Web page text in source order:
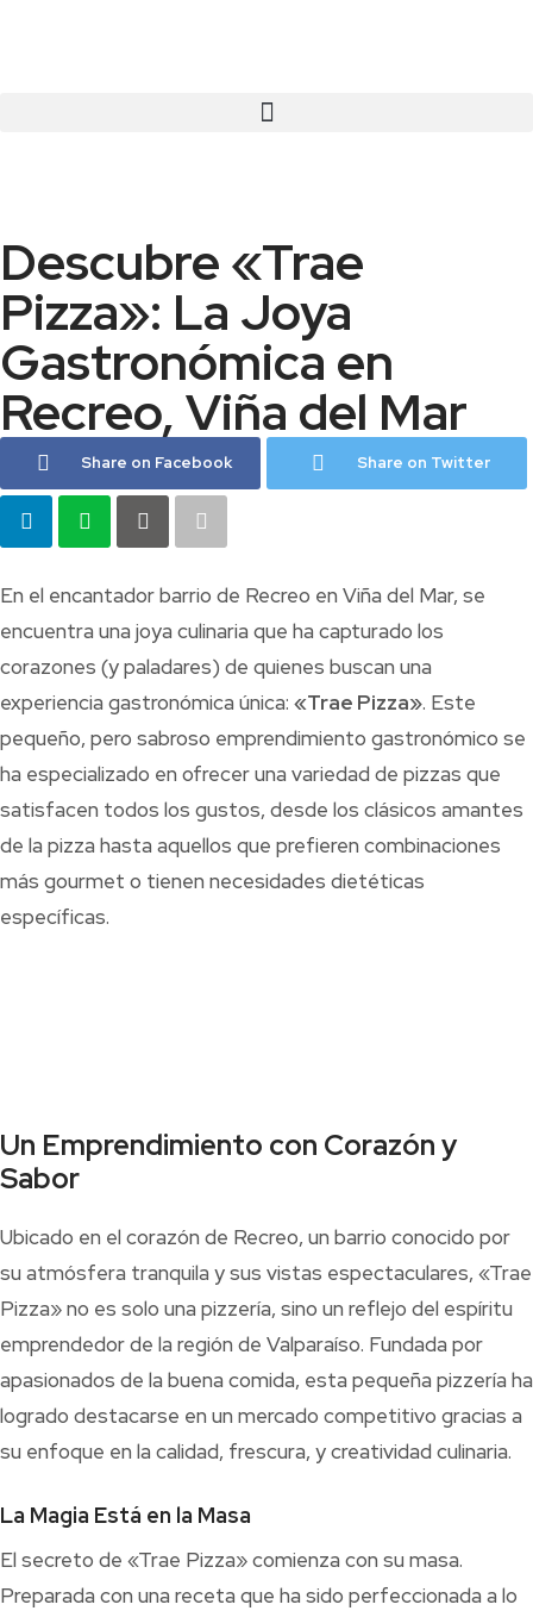
Descubre «Trae
Pizza»: La Joya
Gastronómica en
Recreo, Viña del Mar
Share on Facebook Share on Twitter
En el encantador barrio de Recreo en Viña del Mar, se
encuentra una joya culinaria que ha capturado los
corazones (y paladares) de quienes buscan una
experiencia gastronómica única: «Trae Pizza». Este
pequeño, pero sabroso emprendimiento gastronómico se
ha especializado en ofrecer una variedad de pizzas que
satisfacen todos los gustos, desde los clásicos amantes
de la pizza hasta aquellos que prefieren combinaciones
más gourmet o tienen necesidades dietéticas
específicas.
Un Emprendimiento con Corazón y
Sabor
Ubicado en el corazón de Recreo, un barrio conocido por
su atmósfera tranquila y sus vistas espectaculares, «Trae
Pizza» no es solo una pizzería, sino un reflejo del espíritu
emprendedor de la región de Valparaíso. Fundada por
apasionados de la buena comida, esta pequeña pizzería ha
logrado destacarse en un mercado competitivo gracias a
su enfoque en la calidad, frescura, y creatividad culinaria.
La Magia Está en la Masa
El secreto de «Trae Pizza» comienza con su masa.
Preparada con una receta que ha sido perfeccionada a lo